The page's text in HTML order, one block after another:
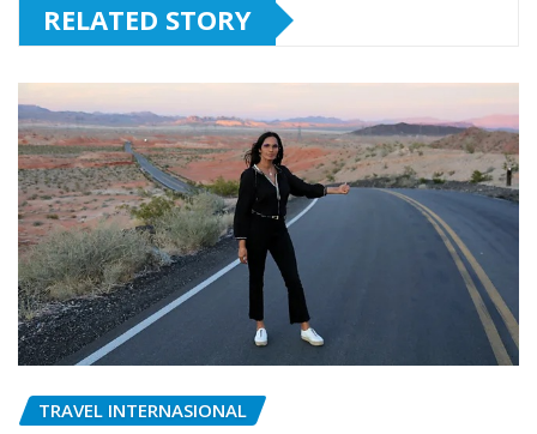
RELATED STORY
TRAVEL INTERNASIONAL